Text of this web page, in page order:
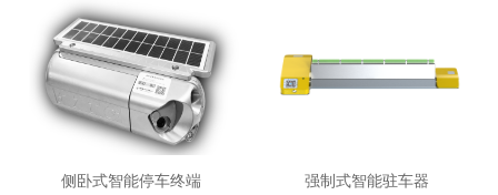
侧卧式智能停车终端 强制式智能驻车器